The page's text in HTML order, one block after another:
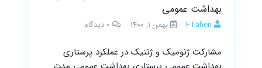
بهداشت عمومی
FTaheri بهمن ۱, ۱۴۰۰ 0 دیدگاه
مشارکت ژنومیک و ژنتیک در عملکرد پرستاری